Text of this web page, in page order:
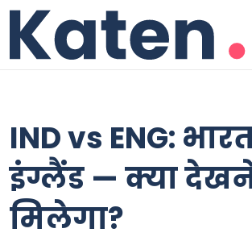
IND vs ENG:
इंग्लैंड — क्या
मिलेगा?